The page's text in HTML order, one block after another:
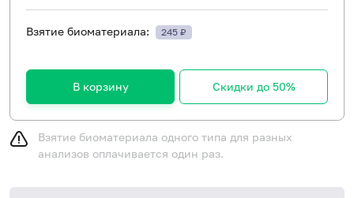
Взятие биоматериала: 245 ₽
В корзину Скидки до 50%
Взятие биоматериала одного типа для разных
анализов оплачивается один раз.